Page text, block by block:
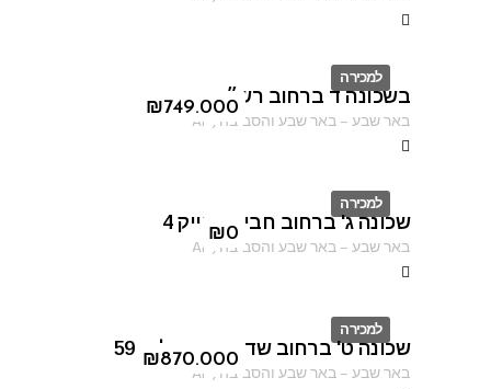
למכירה
ID
₪749.000
בשכונה ד ברחוב רש״י
באר שבע–באר שבע והסביבה ,
AF
למכירה
ID
₪0
שכונה ג' ברחוב חביבה רייק 4
באר שבע–באר שבע והסביבה ,
AF
למכירה
ID
₪870.000
שכונה ט' ברחוב שדרות ירושלים 59
באר שבע–באר שבע והסביבה ,
AF